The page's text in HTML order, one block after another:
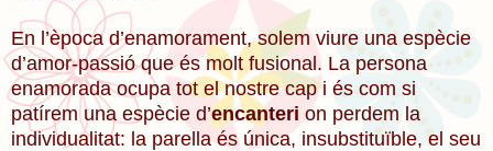
En l’època d’enamorament, solem viure una espècie
d’amor-passió que és molt fusional. La persona
enamorada ocupa tot el nostre cap i és com si
patírem una espècie d’encanteri on perdem la
individualitat: la parella és única, insubstituïble, el seu